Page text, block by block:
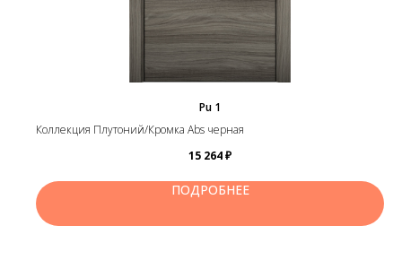
Pu 1
Коллекция Плутоний/Кромка Abs черная
15 264₽
ПОДРОБНЕЕ